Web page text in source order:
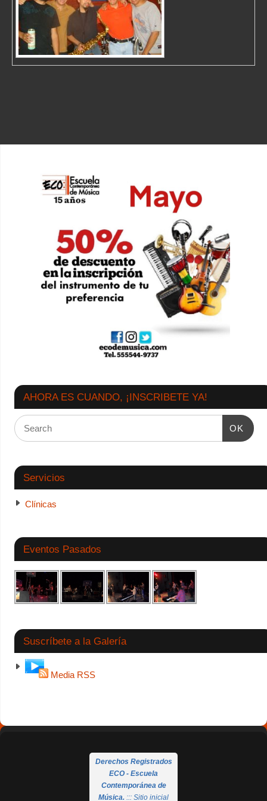
AHORA ES CUANDO, ¡INSCRIBETE YA!
OK
Servicios
Clínicas
Eventos Pasados
Suscríbete a la Galería
Media RSS
Derechos Registrados
ECO - Escuela
Contemporánea de
Música. ::: Sitio inicial